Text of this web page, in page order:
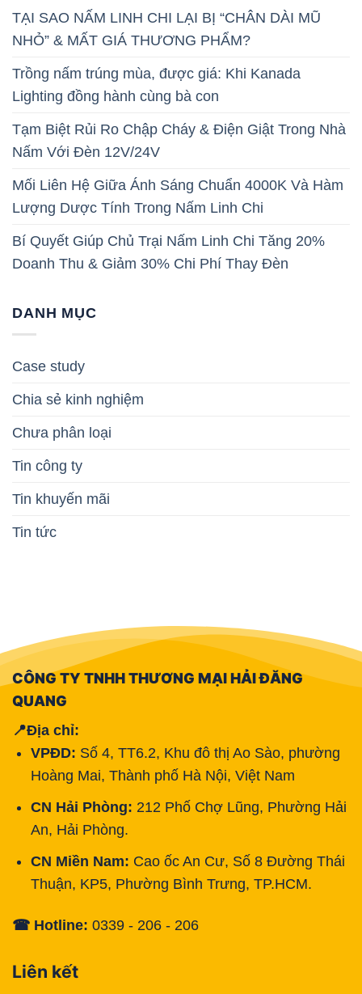
TẠI SAO NẤM LINH CHI LẠI BỊ “CHÂN DÀI MŨ
NHỎ” & MẤT GIÁ THƯƠNG PHẨM?
Trồng nấm trúng mùa, được giá: Khi Kanada
Lighting đồng hành cùng bà con
Tạm Biệt Rủi Ro Chập Cháy & Điện Giật Trong Nhà
Nấm Với Đèn 12V/24V
Mối Liên Hệ Giữa Ánh Sáng Chuẩn 4000K Và Hàm
Lượng Dược Tính Trong Nấm Linh Chi
Bí Quyết Giúp Chủ Trại Nấm Linh Chi Tăng 20%
Doanh Thu & Giảm 30% Chi Phí Thay Đèn
DANH MỤC
Case study
Chia sẻ kinh nghiệm
Chưa phân loại
Tin công ty
Tin khuyến mãi
Tin tức
CÔNG TY TNHH THƯƠNG MẠI HẢI ĐĂNG
QUANG
📍Địa chỉ:
VPĐD: Số 4, TT6.2, Khu đô thị Ao Sào, phường
Hoàng Mai, Thành phố Hà Nội, Việt Nam
CN Hải Phòng: 212 Phố Chợ Lũng, Phường Hải
An, Hải Phòng.
CN Miền Nam: Cao ốc An Cư, Số 8 Đường Thái
Thuận, KP5, Phường Bình Trưng, TP.HCM.
☎ Hotline: 0339 - 206 - 206
Liên kết